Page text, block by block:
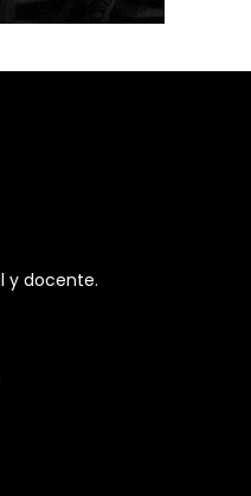
y docente.